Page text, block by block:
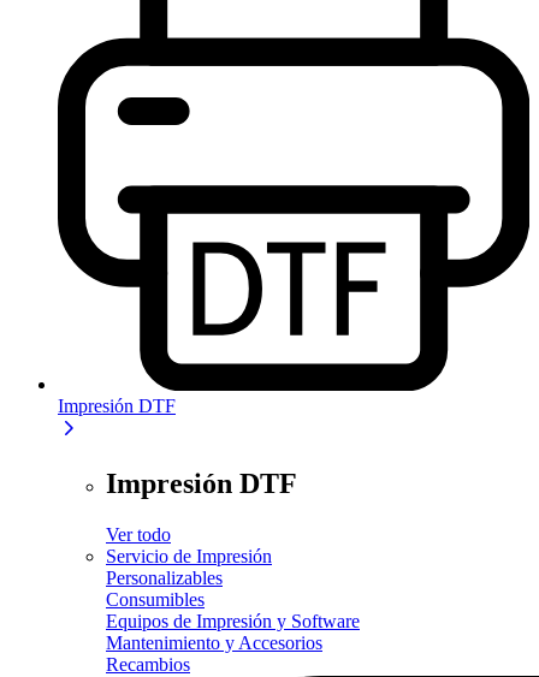
Impresión DTF
Impresión DTF
Ver todo
Servicio de Impresión
Personalizables
Consumibles
Equipos de Impresión y Software
Mantenimiento y Accesorios
Recambios